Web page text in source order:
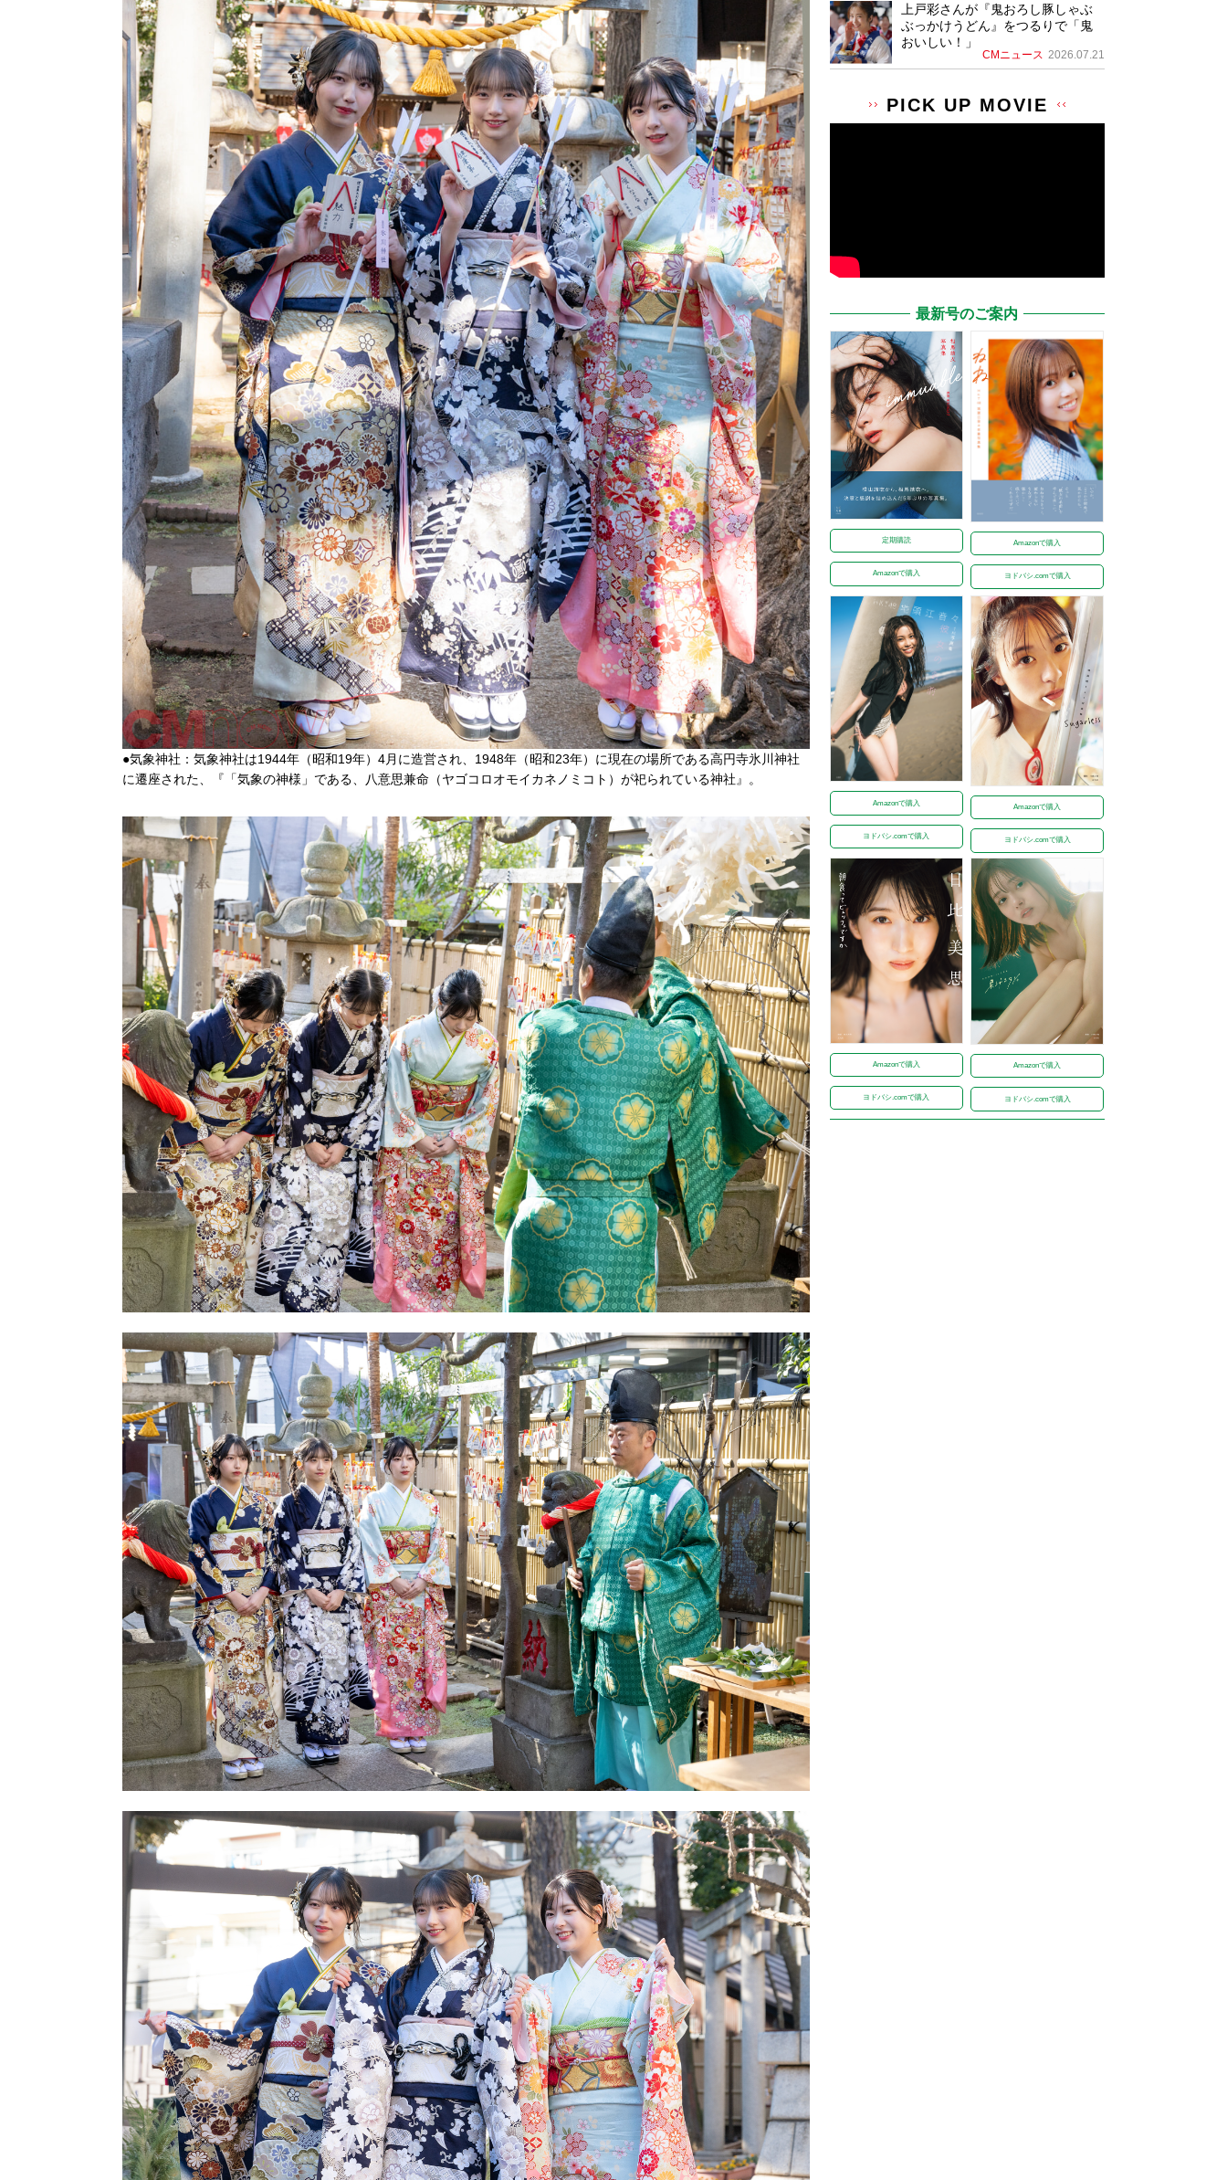
●気象神社：気象神社は1944年（昭和19年）4月に造営され、1948年（昭和23年）に現在の場所である高円寺氷川神社
に遷座された、『「気象の神様」である、八意思兼命（ヤゴコロオモイカネノミコト）が祀られている神社』。
上戸彩さんが『鬼おろし豚しゃぶ
ぶっかけうどん』をつるりで「鬼
おいしい！」
CMニュース 2026.07.21
PICK UP MOVIE
最新号のご案内
定期購読
Amazonで購入
Amazonで購入
ヨドバシ.comで購入
Amazonで購入
ヨドバシ.comで購入
Amazonで購入
ヨドバシ.comで購入
Amazonで購入
ヨドバシ.comで購入
Amazonで購入
ヨドバシ.comで購入